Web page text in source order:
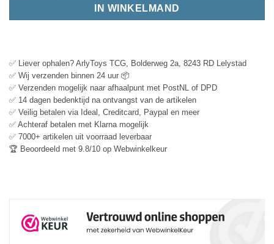
IN WINKELMAND
✅ Liever ophalen? ArlyToys TCG, Bolderweg 2a, 8243 RD Lelystad
✅ Wij verzenden binnen 24 uur 📦
✅ Verzenden mogelijk naar afhaalpunt met PostNL of DPD
✅ 14 dagen bedenktijd na ontvangst van de artikelen
✅ Veilig betalen via Ideal, Creditcard, Paypal en meer
✅ Achteraf betalen met Klarna mogelijk
✅ 7000+ artikelen uit voorraad leverbaar
🏆 Beoordeeld met 9.8/10 op Webwinkelkeur